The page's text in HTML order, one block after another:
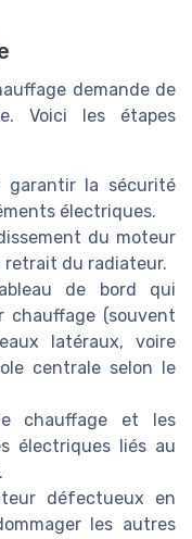
demande de
Voici les étapes
garantir la sécurité
électriques.
du moteur
du radiateur.
de bord qui
chauffage (souvent
latéraux, voire
centrale selon le
chauffage et les
électriques liés au
défectueux en
les autres